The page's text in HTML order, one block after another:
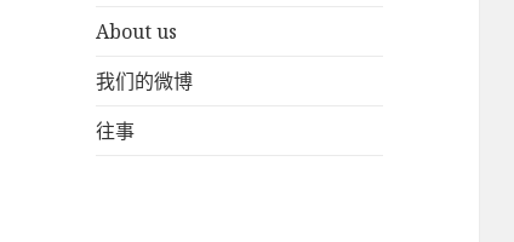
About us
我们的微博
往事